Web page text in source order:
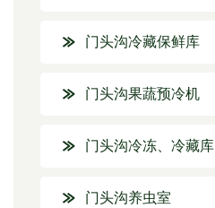
门头沟冷藏保鲜库
门头沟果蔬预冷机
门头沟冷冻、冷藏库
门头沟养虫室